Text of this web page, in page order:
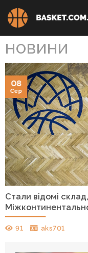
Skip
to
НОВИНИ
Стали відомі
91 aks701
08
Сер